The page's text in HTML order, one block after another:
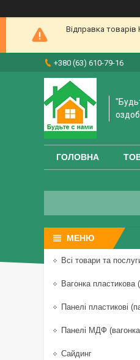
Відправка
+380 (63) 610-79-16
ГОЛОВНА
Всі товари та
Вагонка пластикова
Панелі пластикові
Панелі МДФ
Сайдинг